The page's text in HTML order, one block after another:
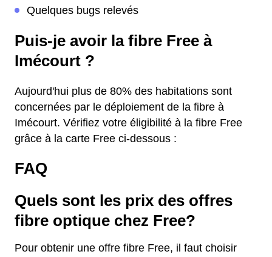
Quelques bugs relevés
Puis-je avoir la fibre Free à
Imécourt ?
Aujourd'hui plus de 80% des habitations sont
concernées par le déploiement de la fibre à
Imécourt. Vérifiez votre éligibilité à la fibre Free
grâce à la carte Free ci-dessous :
FAQ
Quels sont les prix des offres
fibre optique chez Free?
Pour obtenir une offre fibre Free, il faut choisir